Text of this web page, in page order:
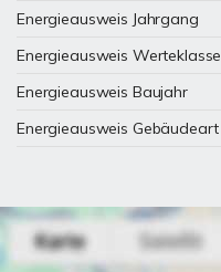
Energieausweis Jahrgang
Energieausweis Werteklasse
Energieausweis Baujahr
Energieausweis Gebäudeart